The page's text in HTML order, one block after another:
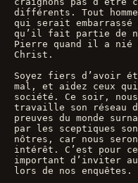
différents. Tout
qui serait
qu’il fait partie de
Pierre quand il a nié
Christ.
Soyez fiers d’avoir
mal, et aidez ceux
société. Ce soir, nous
travaille son réseau
preuves du monde
par les sceptiques
nôtres, car nous
intérêt. C’est pour
important d’inviter
lors de nos enquêtes.